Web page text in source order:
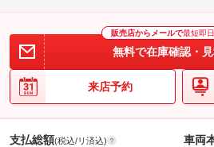
販売店からメールで最短即日
無料で在庫確認・
来店予約
支払総額(税込/リ済込) 車両